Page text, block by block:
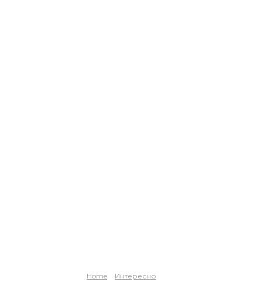
Home Интересно